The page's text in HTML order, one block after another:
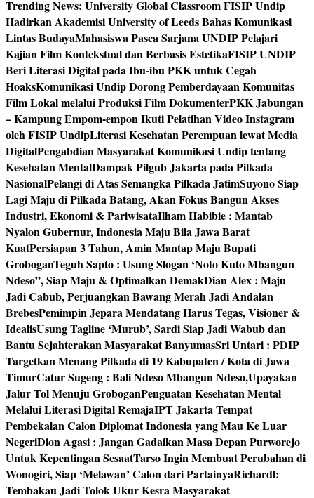
Trending News: University Global Classroom FISIP Undip
Hadirkan Akademisi University of Leeds Bahas Komunikasi
Lintas BudayaMahasiswa Pasca Sarjana UNDIP Pelajari
Kajian Film Kontekstual dan Berbasis EstetikaFISIP UNDIP
Beri Literasi Digital pada Ibu-ibu PKK untuk Cegah
HoaksKomunikasi Undip Dorong Pemberdayaan Komunitas
Film Lokal melalui Produksi Film DokumenterPKK Jabungan
– Kampung Empom-empon Ikuti Pelatihan Video Instagram
oleh FISIP UndipLiterasi Kesehatan Perempuan lewat Media
DigitalPengabdian Masyarakat Komunikasi Undip tentang
Kesehatan MentalDampak Pilgub Jakarta pada Pilkada
NasionalPelangi di Atas Semangka Pilkada JatimSuyono Siap
Lagi Maju di Pilkada Batang, Akan Fokus Bangun Akses
Industri, Ekonomi & PariwisataIlham Habibie : Mantab
Nyalon Gubernur, Indonesia Maju Bila Jawa Barat
KuatPersiapan 3 Tahun, Amin Mantap Maju Bupati
GroboganTeguh Sapto : Usung Slogan ‘Noto Kuto Mbangun
Ndeso”, Siap Maju & Optimalkan DemakDian Alex : Maju
Jadi Cabub, Perjuangkan Bawang Merah Jadi Andalan
BrebesPemimpin Jepara Mendatang Harus Tegas, Visioner &
IdealisUsung Tagline ‘Murub’, Sardi Siap Jadi Wabub dan
Bantu Sejahterakan Masyarakat BanyumasSri Untari : PDIP
Targetkan Menang Pilkada di 19 Kabupaten / Kota di Jawa
TimurCatur Sugeng : Bali Ndeso Mbangun Ndeso,Upayakan
Jalur Tol Menuju GroboganPenguatan Kesehatan Mental
Melalui Literasi Digital RemajaIPT Jakarta Tempat
Pembekalan Calon Diplomat Indonesia yang Mau Ke Luar
NegeriDion Agasi : Jangan Gadaikan Masa Depan Purworejo
Untuk Kepentingan SesaatTarso Ingin Membuat Perubahan di
Wonogiri, Siap ‘Melawan’ Calon dari PartainyaRichardl:
Tembakau Jadi Tolok Ukur Kesra Masyarakat